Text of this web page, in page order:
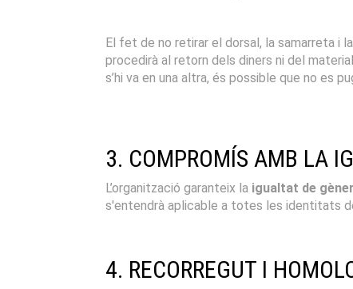
El fet de no retirar el dorsal, la samarreta i
procedirà al retorn dels diners ni del
s’hi va en una altra, és possible que no es
3. COMPROMÍS AMB LA
L’organització garanteix la igualtat de
s'entendrà aplicable a totes les identitats
4. RECORREGUT I